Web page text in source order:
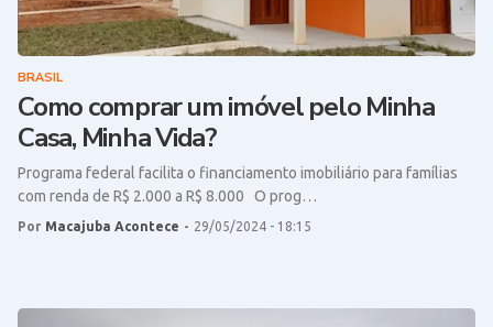
BRASIL
Como comprar um imóvel pelo Minha
Casa, Minha Vida?
Programa federal facilita o financiamento imobiliário para famílias
com renda de R$ 2.000 a R$ 8.000 O prog…
Por Macajuba Acontece - 29/05/2024 - 18:15